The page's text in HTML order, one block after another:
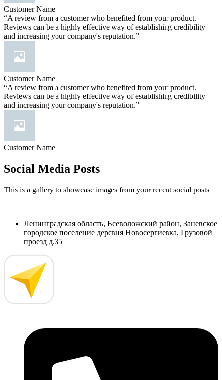
Customer Name
“A review from a customer who benefited from your product.
Reviews can be a highly effective way of establishing credibility
and increasing your company's reputation.”
Customer Name
“A review from a customer who benefited from your product.
Reviews can be a highly effective way of establishing credibility
and increasing your company's reputation.”
Customer Name
Social Media Posts
This is a gallery to showcase images from your recent social posts
Ленинградская область, Всеволожский район, Заневское
городское поселение деревня Новосергиевка, Грузовой
проезд д.35